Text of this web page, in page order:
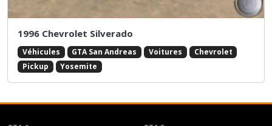
1996 Chevrolet Silverado
Véhicules GTA San Andreas Voitures
Chevrolet
Pickup
Yosemite